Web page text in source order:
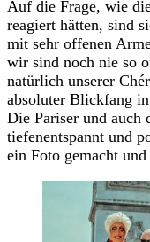
Auf die Frage, wie
reagiert hätten, sind
mit sehr offenen
wir sind noch nie so
natürlich unserer
absoluter Blickfang
Die Pariser und auch
tiefenentspannt und
ein Foto gemacht